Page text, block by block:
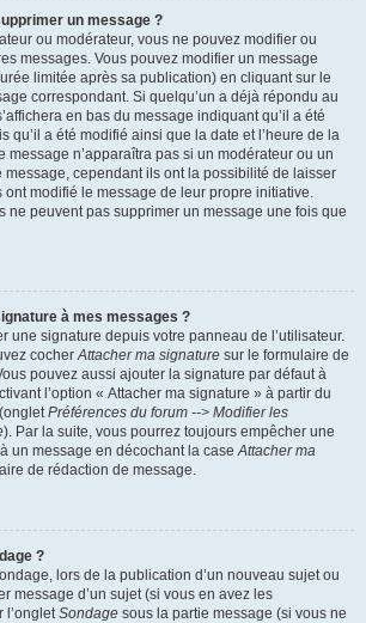
un message ?
ou modérateur, vous ne pouvez modifier ou
messages. Vous pouvez modifier un message
limitée après sa publication) en cliquant sur le
correspondant. Si quelqu’un a déjà répondu au
en bas du message indiquant qu’il a été
qu’il a été modifié ainsi que la date et l’heure de la
message n’apparaîtra pas si un modérateur ou un
cependant ils ont la possibilité de laisser
ont modifié le message de leur propre initiative.
ne peuvent pas supprimer un message une fois que
à mes messages ?
une signature depuis votre panneau de l’utilisateur.
cocherAttacher ma signature sur le formulaire de
pouvez aussi ajouter la signature par défaut à
l’option « Attacher ma signature » à partir du
Préférences du forum --> Modifier les
). Par la suite, vous pourrez toujours empêcher une
un message en décochant la caseAttacher ma
de rédaction de message.
?
lors de la publication d’un nouveau sujet ou
message d’un sujet (si vous en avez les
l’ongletSondage sous la partie message (si vous ne